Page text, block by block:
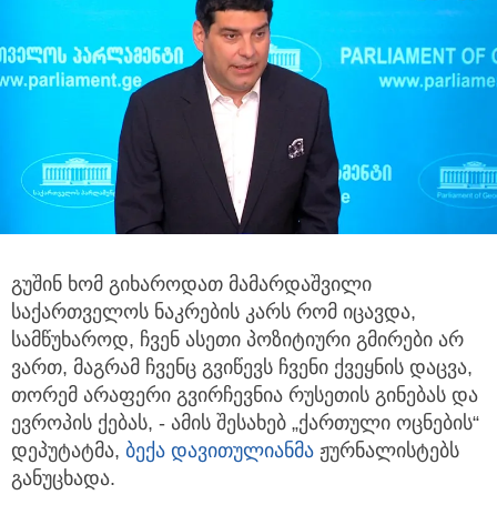
გუშინ ხომ გიხაროდათ მამარდაშვილი
საქართველოს ნაკრების კარს რომ იცავდა,
სამწუხაროდ, ჩვენ ასეთი პოზიტიური გმირები არ
ვართ, მაგრამ ჩვენც გვიწევს ჩვენი ქვეყნის დაცვა,
თორემ არაფერი გვირჩევნია რუსეთის გინებას და
ევროპის ქებას, - ამის შესახებ „ქართული ოცნების“
დეპუტატმა, ბექა დავითულიანმა ჟურნალისტებს
განუცხადა.